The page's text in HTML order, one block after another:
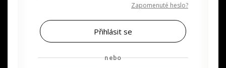
Zapomenuté heslo?
nebo